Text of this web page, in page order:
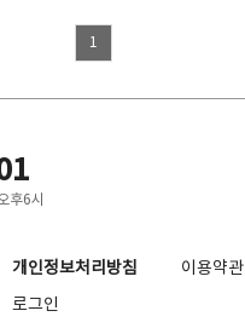
1
후6시
개인정보처리방침
이용약관
로그인